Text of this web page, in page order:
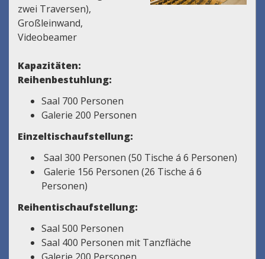
zwei Traversen),
Großleinwand,
Videobeamer
Kapazitäten:
Reihenbestuhlung:
Saal 700 Personen
Galerie 200 Personen
Einzeltischaufstellung:
Saal 300 Personen (50 Tische á 6 Personen)
Galerie 156 Personen (26 Tische á 6
Personen)
Reihentischaufstellung:
Saal 500 Personen
Saal 400 Personen mit Tanzfläche